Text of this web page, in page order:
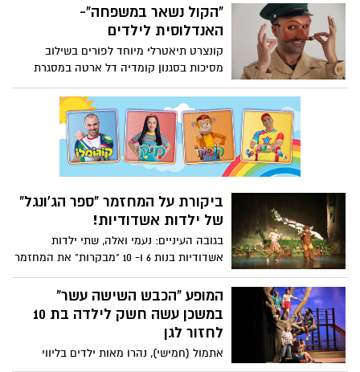
פארק הסיטי: כוכב ערוץ הופ באשדוד -
המופע של גיא פרידמן! ומה מצפה לכם מחר?
"הקול נשאר במשפחה"-
האנדלוסית לילדים
קונצרט תיאטרלי מיוחד לפורים בשילוב
מסיכות בסגנון קומדיה דל ארטה במסגרת
סדרת 'האנדלוסית לילדים' של התזמורת
האנדלוסית אשדוד
ביקורת על המחזמר "ספר הג'ונגל"
של ילדות אשדודיות!
בגובה העיניים: נעמי ואלה, שתי ילדות
אשדודיות בנות 6 ו- 10 "מבקרות" את המחזמר
ספר הג'ונגל שהציג אתמול (שני) במשכן
לאמנויות הבמה באשדוד.
המופע "הכבש השישה עשר"
במשכן עשה חשק לילדה בת 10
לחזור לגן
אתמול (חמישי), נהרו מאות ילדים בליווי